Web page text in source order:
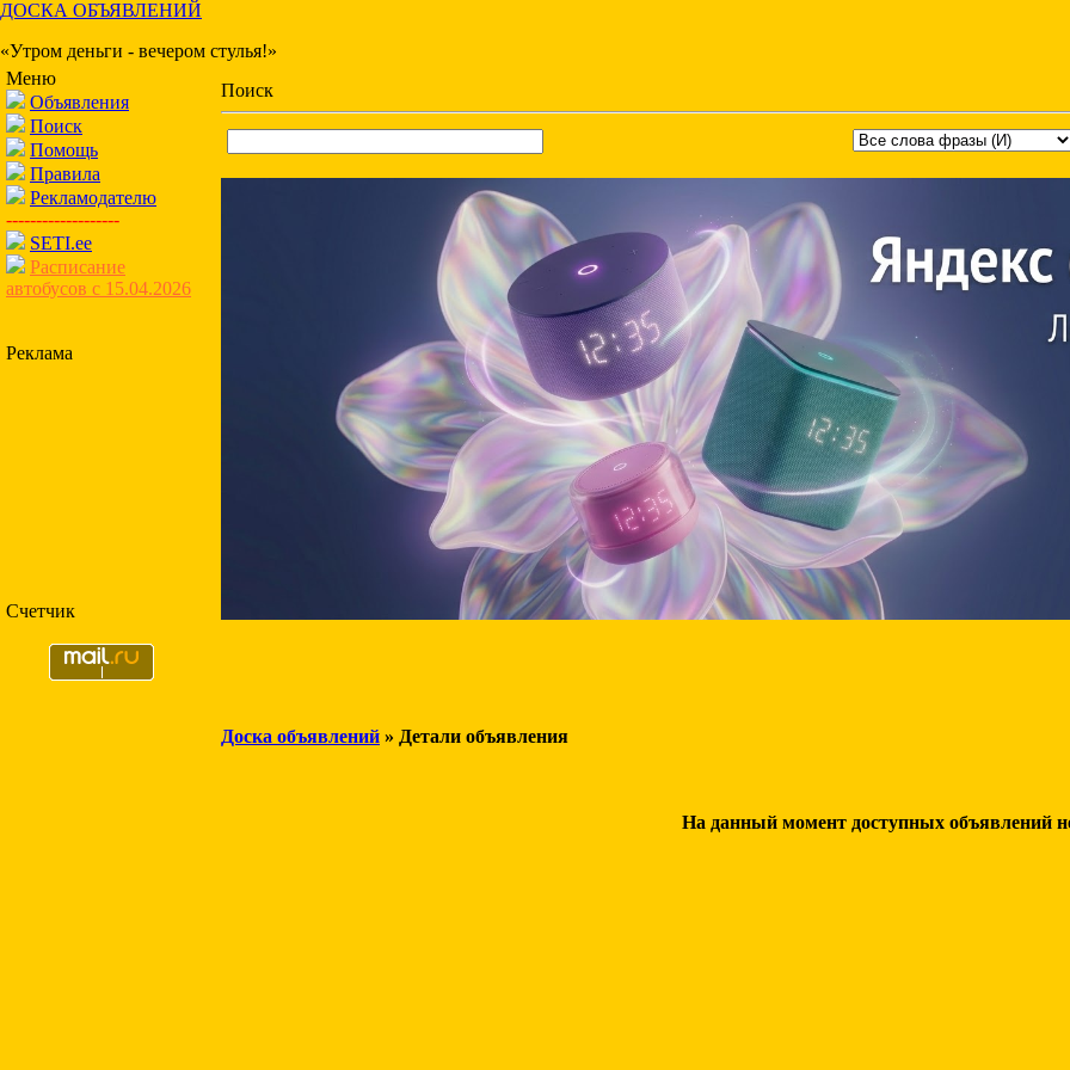
ДОСКА ОБЪЯВЛЕНИЙ
«Утром деньги - вечером стулья!»
Меню
Объявления
Поиск
Помощь
Правила
Рекламодателю
-------------------
SETI.ee
Расписание
автобусов с 15.04.2026
Реклама
Счетчик
Поиск
Доска объявлений » Детали объявления
На данный момент доступных объявлений